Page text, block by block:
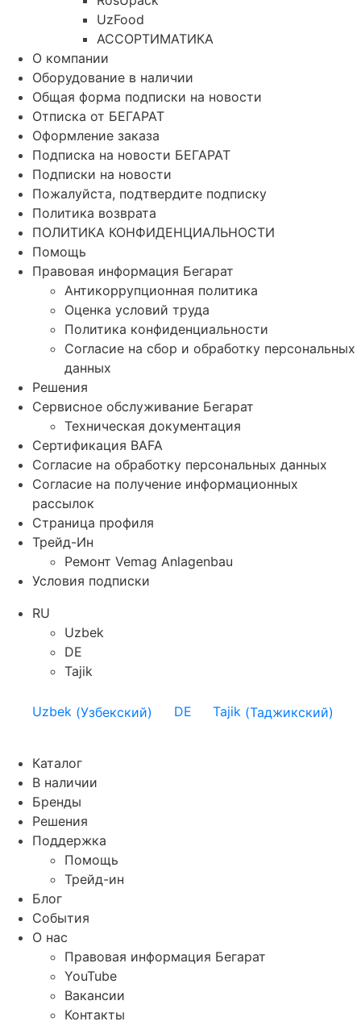
UzFood
АССОРТИМАТИКА
О компании
Оборудование в наличии
Общая форма подписки на новости
Отписка от БЕГАРАТ
Оформление заказа
Подписка на новости БЕГАРАТ
Подписки на новости
Пожалуйста, подтвердите подписку
Политика возврата
ПОЛИТИКА КОНФИДЕНЦИАЛЬНОСТИ
Помощь
Правовая информация Бегарат
Антикоррупционная политика
Оценка условий труда
Политика конфиденциальности
Согласие на сбор и обработку персональных
данных
Решения
Сервисное обслуживание Бегарат
Техническая документация
Сертификация BAFA
Согласие на обработку персональных данных
Согласие на получение информационных
рассылок
Страница профиля
Трейд-Ин
Ремонт Vemag Anlagenbau
Условия подписки
RU
Uzbek
DE
Tajik
Uzbek (Узбекский) DE Tajik (Таджикский)
Каталог
В наличии
Бренды
Решения
Поддержка
Помощь
Трейд-ин
Блог
События
О нас
Правовая информация Бегарат
YouTube
Вакансии
Контакты